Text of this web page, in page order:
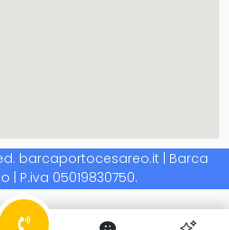
barcaportocesareo.it | Barca
| P.iva 05019830750.